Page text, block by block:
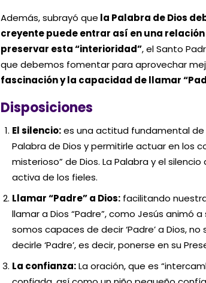
Además, subrayó que la Palabra de Dios
creyente puede entrar así en una
preservar esta “interioridad”, el Santo
que debemos fomentar para aprovechar
fascinación y la capacidad de llamar
Disposiciones
El silencio:es una actitud fundamental de
Palabra de Dios y permitirle actuar en los
misterioso” de Dios. La Palabra y el
activa de los fieles.
Llamar “Padre” a Dios: facilitando
llamar a Dios “Padre”, como Jesús animó
somos capaces de decir ‘Padre’ a Dios,
decirle ‘Padre’, es decir, ponerse en su
La confianza:La oración, que es